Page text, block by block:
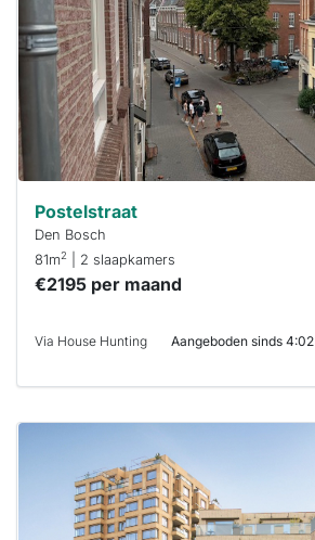
binnen 15
minuten
reageren.
Stekkies helpt
je hierbij!
Postelstraat
Den Bosch
81m2 | 2 slaapkamers
€2195 per maand
Via House Hunting Aangeboden sinds 4:02
waarschijnlijk
al verhuurd
Om kans te
maken moet je